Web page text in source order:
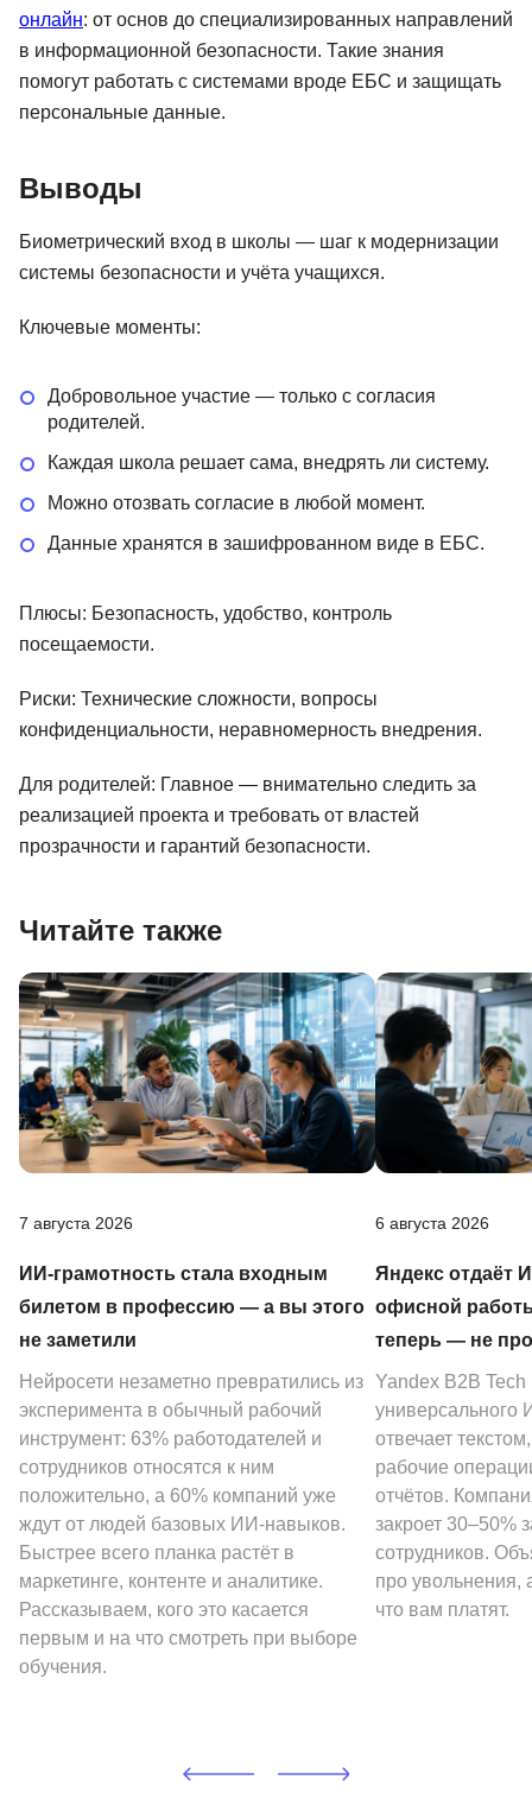
онлайн: от основ до специализированных направлений
в информационной безопасности. Такие знания
помогут работать с системами вроде ЕБС и защищать
персональные данные.
Выводы
Биометрический вход в школы — шаг к модернизации
системы безопасности и учёта учащихся.
Ключевые моменты:
Добровольное участие — только с согласия
родителей.
Каждая школа решает сама, внедрять ли систему.
Можно отозвать согласие в любой момент.
Данные хранятся в зашифрованном виде в ЕБС.
Плюсы: Безопасность, удобство, контроль
посещаемости.
Риски: Технические сложности, вопросы
конфиденциальности, неравномерность внедрения.
Для родителей: Главное — внимательно следить за
реализацией проекта и требовать от властей
прозрачности и гарантий безопасности.
Читайте также
7 августа 2026
ИИ-грамотность стала входным
билетом в профессию — а вы этого
не заметили
Нейросети незаметно превратились из
эксперимента в обычный рабочий
инструмент: 63% работодателей и
сотрудников относятся к ним
положительно, а 60% компаний уже
ждут от людей базовых ИИ-навыков.
Быстрее всего планка растёт в
маркетинге, контенте и аналитике.
Рассказываем, кого это касается
первым и на что смотреть при выборе
обучения.
6 августа 2026
Яндекс отдаёт
офисной
теперь — не
Yandex B2B Tech
универсального
отвечает
рабочие
отчётов.
закроет 30–50%
сотрудников.
про увольнения,
что вам платят.